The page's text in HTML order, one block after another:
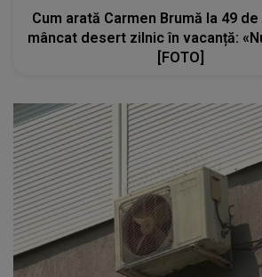
Cum arată Carmen Brumă la 49
mâncat desert zilnic în vacanță:
[FOTO]